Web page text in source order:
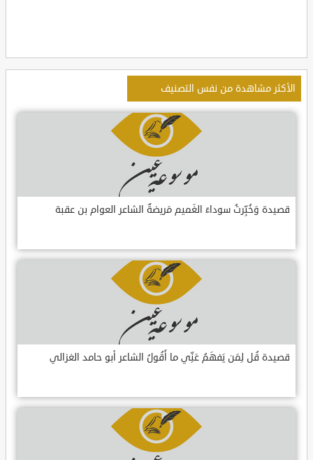
الأكثر مشاهدة من نفس التصنيف
قصيدة وَخُبِّرتُ سوداءَ الغَميم مَريضةٌ الشاعر العوام بن عقبة
قصيدة قُل لِمَن يَفهَمُ عَنِّي ما أَقُولُ الشاعر أبو حامد الغزالي